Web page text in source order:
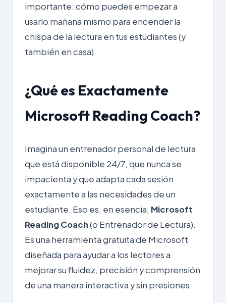
importante: cómo puedes empezar a
usarlo mañana mismo para encender la
chispa de la lectura en tus estudiantes (y
también en casa).
¿Qué es Exactamente
Microsoft Reading Coach?
Imagina un entrenador personal de lectura
que está disponible 24/7, que nunca se
impacienta y que adapta cada sesión
exactamente a las necesidades de un
estudiante. Eso es, en esencia, Microsoft
Reading Coach(o Entrenador de Lectura).
Es una herramienta gratuita de Microsoft
diseñada para ayudar a los lectores a
mejorar su fluidez, precisión y comprensión
de una manera interactiva y sin presiones.